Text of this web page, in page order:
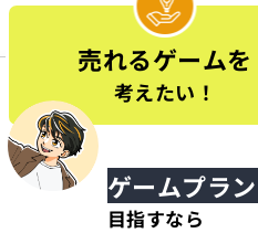
売れるゲームを
考えたい！
ゲームプラ
目指すなら